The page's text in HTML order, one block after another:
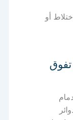
أو
تفوق